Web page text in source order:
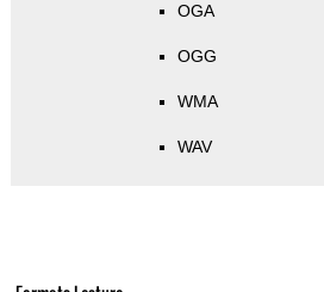
OGA
OGG
WMA
WAV